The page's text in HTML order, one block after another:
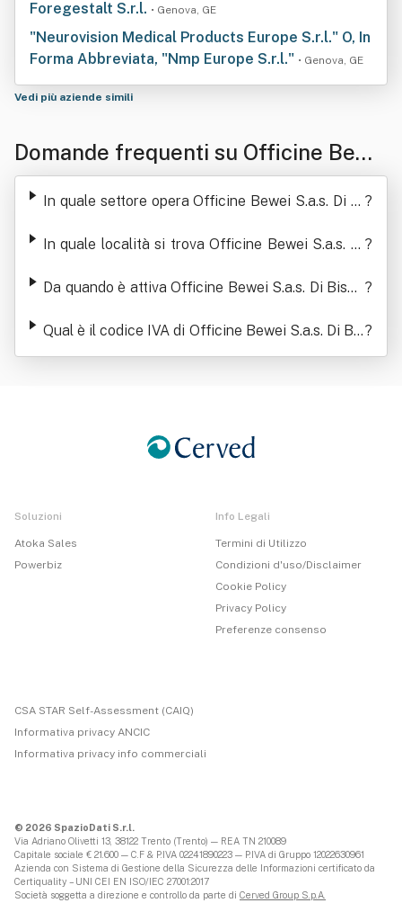
Foregestalt S.r.l. • Genova, GE
"Neurovision Medical Products Europe S.r.l." O, In
Forma Abbreviata, "Nmp Europe S.r.l." • Genova, GE
Vedi più aziende simili
Domande frequenti su Officine Bewe
i S.a.s. Di Biscuso Ettore
In quale settore opera Officine Bewei S.a.s. Di Bi ?
In quale località si trova Officine Bewei S.a.s. Di ?
Da quando è attiva Officine Bewei S.a.s. Di Biscu ?
Qual è il codice IVA di Officine Bewei S.a.s. Di Bis
cuso Ettore
?
Soluzioni
Atoka Sales
Powerbiz
Info Legali
Termini di Utilizzo
Condizioni d'uso/Disclaimer
Cookie Policy
Privacy Policy
Preferenze consenso
CSA STAR Self-Assessment (CAIQ)
Informativa privacy ANCIC
Informativa privacy info commerciali
© 2026 SpazioDati S.r.l.
Via Adriano Olivetti 13, 38122 Trento (Trento) — REA TN 210089
Capitale sociale € 21.600 — C.F & P.IVA 02241890223 — P.IVA di Gruppo 12022630961
Azienda con Sistema di Gestione della Sicurezza delle Informazioni certificato da
Certiquality – UNI CEI EN ISO/IEC 27001:2017
Società soggetta a direzione e controllo da parte di Cerved Group S.p.A.